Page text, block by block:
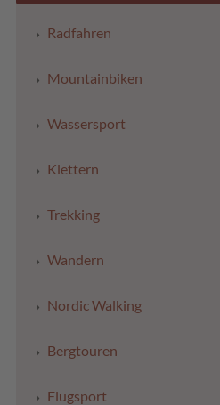
Radfahren
Mountainbiken
Wassersport
Klettern
Trekking
Wandern
Nordic Walking
Bergtouren
Flugsport